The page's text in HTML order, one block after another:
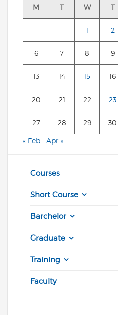
M T W T
1 2
6 7 8 9
13 14 15 16
20 21 22 23
27 28 29 30
« Feb Apr »
Courses
Short Course
Barchelor
Graduate
Training
Faculty